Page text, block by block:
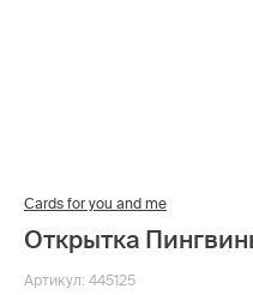
Cards for you and me
Открытка
Артикул: 445125